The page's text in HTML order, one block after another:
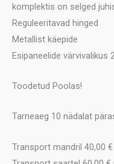
komplektis on selged
Reguleeritavad hinged
Metallist käepide
Esipaneelide värvivalikus
Toodetud Poolas!
Tarneaeg 10 nädalat
Transport mandril 40,00